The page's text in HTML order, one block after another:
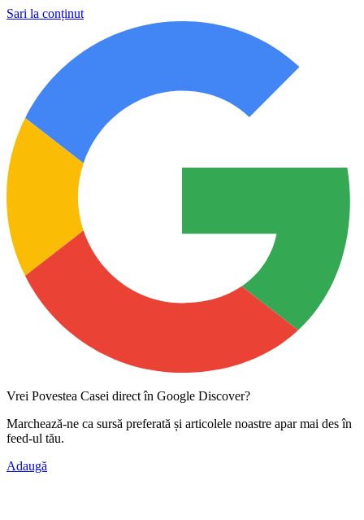
Sari la conținut
Vrei Povestea Casei direct în Google Discover?
Marchează-ne ca sursă preferată și articolele noastre apar mai des în
feed-ul tău.
Adaugă